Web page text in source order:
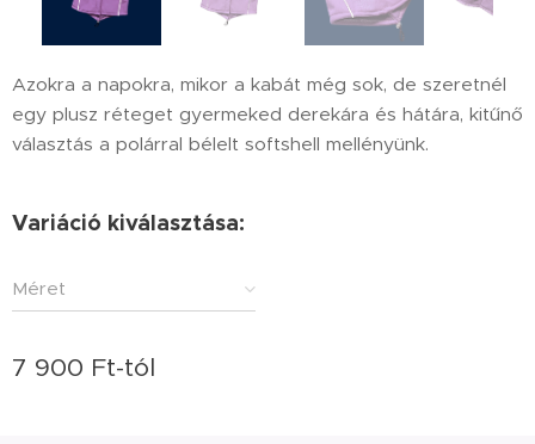
Azokra a napokra, mikor a kabát még sok, de szeretnél
egy plusz réteget gyermeked derekára és hátára, kitűnő
választás a polárral bélelt softshell mellényünk.
Variáció kiválasztása:
Méret
7 900 Ft-tól